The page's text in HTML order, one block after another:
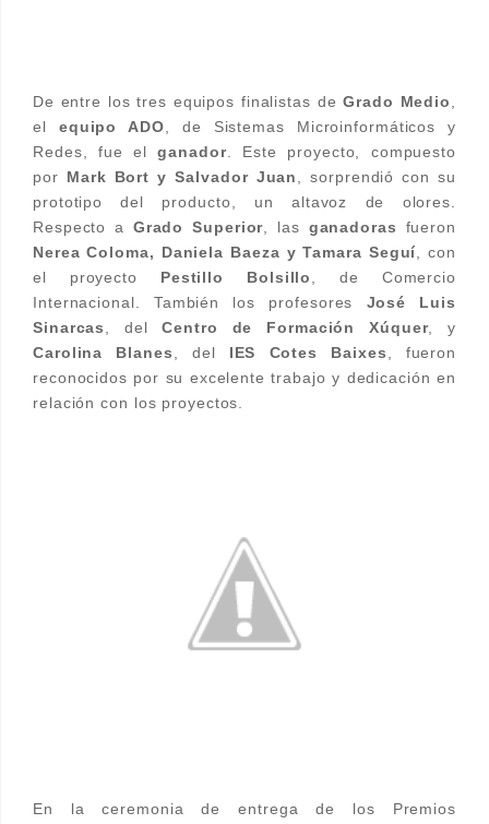
De entre los tres equipos finalistas deGrado Medio
el equipo ADO , de Sistemas Microinformáticos y
Redes, fue elganador. Este proyecto, compuesto
por Mark Bort y Salvador Juan
, sorprendió con su
prototipo del producto, un altavoz de olores.
Respecto a Grado Superior , las ganadoras fueron
Nerea Coloma, Daniela Baeza y Tamara Seguí , con
el proyecto Pestillo Bolsillo
, de Comercio
Internacional. También los profesores José Luis
Sinarcas
, delCentro de Formación Xúquer, y
Carolina Blanes
, del IES Cotes Baixes , fueron
reconocidos por su excelente trabajo y dedicación en
relación con los proyectos.
En la ceremonia de entrega de los Premios